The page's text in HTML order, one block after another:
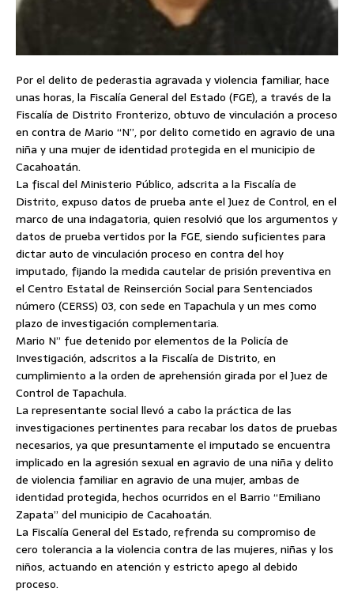
Por el delito de pederastia agravada y violencia familiar, hace
unas horas, la Fiscalía General del Estado (FGE), a través de la
Fiscalía de Distrito Fronterizo, obtuvo de vinculación a proceso
en contra de Mario “N”, por delito cometido en agravio de una
niña y una mujer de identidad protegida en el municipio de
Cacahoatán.
La fiscal del Ministerio Público, adscrita a la Fiscalía de
Distrito, expuso datos de prueba ante el Juez de Control, en el
marco de una indagatoria, quien resolvió que los argumentos y
datos de prueba vertidos por la FGE, siendo suficientes para
dictar auto de vinculación proceso en contra del hoy
imputado, fijando la medida cautelar de prisión preventiva en
el Centro Estatal de Reinserción Social para Sentenciados
número (CERSS) 03, con sede en Tapachula y un mes como
plazo de investigación complementaria.
Mario N” fue detenido por elementos de la Policía de
Investigación, adscritos a la Fiscalía de Distrito, en
cumplimiento a la orden de aprehensión girada por el Juez de
Control de Tapachula.
La representante social llevó a cabo la práctica de las
investigaciones pertinentes para recabar los datos de pruebas
necesarios, ya que presuntamente el imputado se encuentra
implicado en la agresión sexual en agravio de una niña y delito
de violencia familiar en agravio de una mujer, ambas de
identidad protegida, hechos ocurridos en el Barrio “Emiliano
Zapata” del municipio de Cacahoatán.
La Fiscalía General del Estado, refrenda su compromiso de
cero tolerancia a la violencia contra de las mujeres, niñas y los
niños, actuando en atención y estricto apego al debido
proceso.